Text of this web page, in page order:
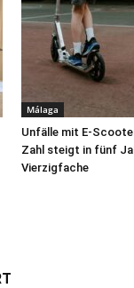
Málaga
Unfälle mit E-
Zahl steigt in fünf
Vierzigfache